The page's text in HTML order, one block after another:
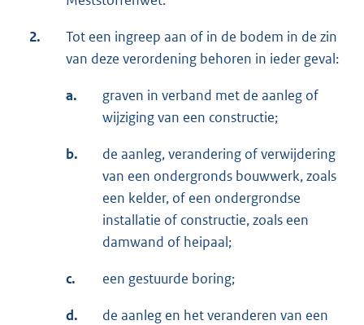
2.
Tot een ingreep aan of in de bodem in de zin
van deze verordening behoren in ieder geval:
a.
graven in verband met de aanleg of
wijziging van een constructie;
b.
de aanleg, verandering of verwijdering
van een ondergronds bouwwerk, zoals
een kelder, of een ondergrondse
installatie of constructie, zoals een
damwand of heipaal;
c. een gestuurde boring;
d.
de aanleg en het veranderen van een